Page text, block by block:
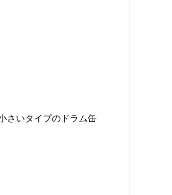
さいタイプのドラム缶